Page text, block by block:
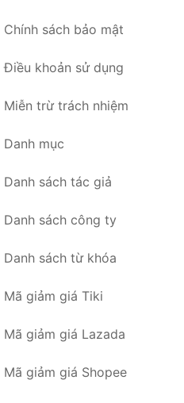
Chính sách bảo mật
Điều khoản sử dụng
Miễn trừ trách nhiệm
Danh mục
Danh sách tác giả
Danh sách công ty
Danh sách từ khóa
Mã giảm giá Tiki
Mã giảm giá Lazada
Mã giảm giá Shopee